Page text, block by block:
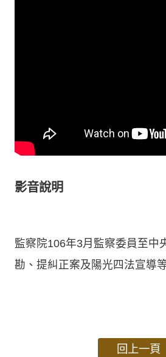
影音說明
監察院106年3月監察委員至中
勘、提糾正案及陽光四法宣導
回上一頁